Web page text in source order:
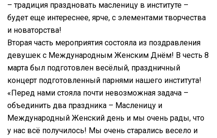
– традиция праздновать масленицу в институте –
будет еще интереснее, ярче, с элементами творчества
и новаторства!
Вторая часть мероприятия состояла из поздравления
девушек с Международным Женским Днём! В честь 8
марта был подготовлен весёлый, праздничный
концерт подготовленный парнями нашего института!
«Перед нами стояла почти невозможная задача –
объединить два праздника – Масленицу и
Международный Женский день и мы очень рады, что
у нас всё получилось! Мы очень старались весело и